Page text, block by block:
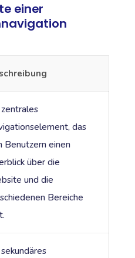
einer
zentrales
das
Benutzern einen
über die
und die
Bereiche
sekundäres